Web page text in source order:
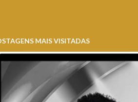
MAIS VISITADAS